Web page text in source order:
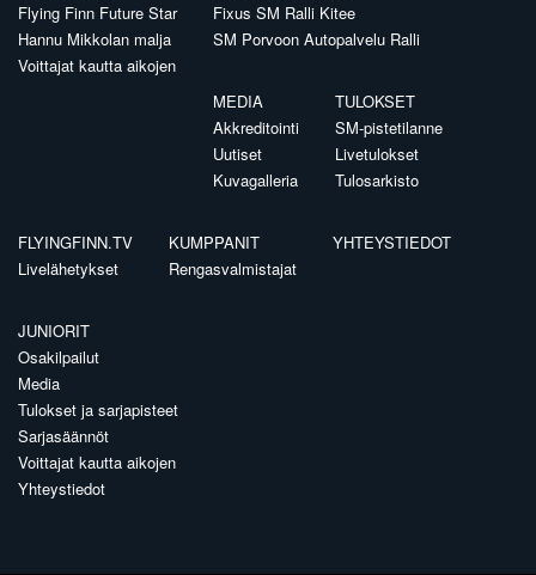
Flying Finn Future Star
Hannu Mikkolan malja
Voittajat kautta aikojen
Fixus SM Ralli Kitee
SM Porvoon Autopalvelu Ralli
MEDIA
Akkreditointi
Uutiset
Kuvagalleria
TULOKSET
SM-pistetilanne
Livetulokset
Tulosarkisto
FLYINGFINN.TV
Livelähetykset
KUMPPANIT
Rengasvalmistajat
YHTEYSTIEDOT
JUNIORIT
Osakilpailut
Media
Tulokset ja sarjapisteet
Sarjasäännöt
Voittajat kautta aikojen
Yhteystiedot